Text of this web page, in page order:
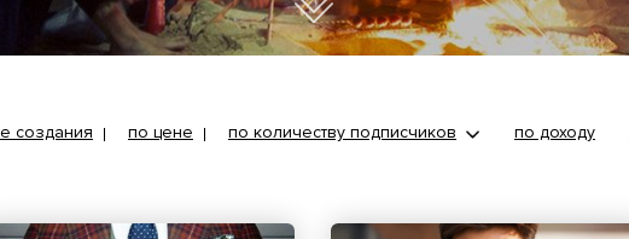
создания по цене по количеству подписчиков по доходу